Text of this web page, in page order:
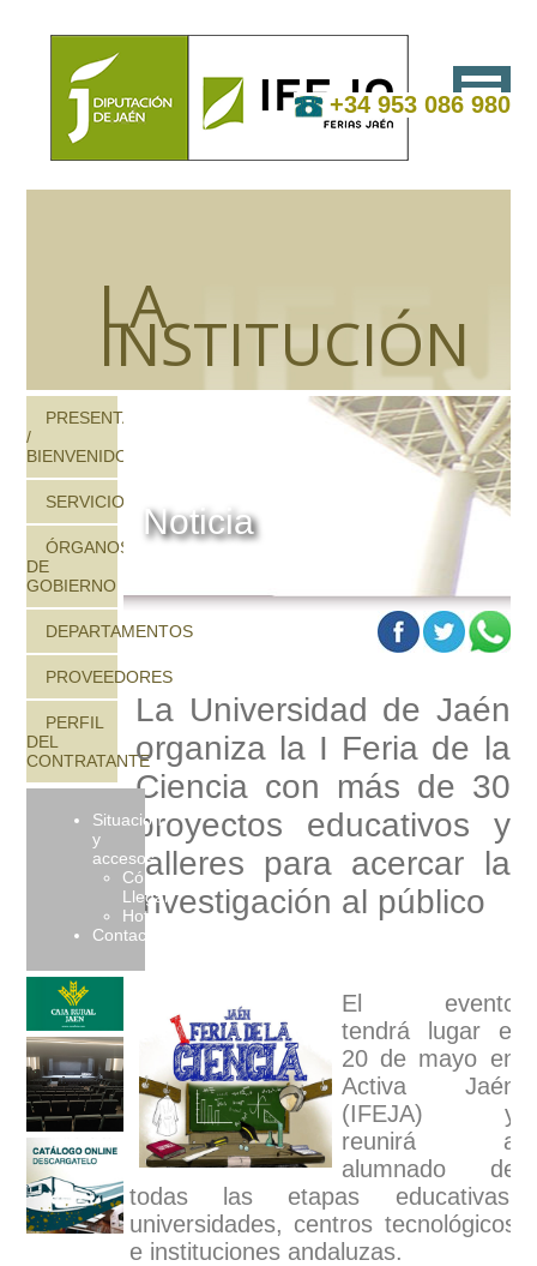
+34 953 086 980
LA
INSTITUCIÓN
PRESENTACIÓN
/
BIENVENIDOS
SERVICIOS
ÓRGANOS
DE
GOBIERNO
DEPARTAMENTOS
PROVEEDORES
PERFIL
DEL
CONTRATANTE
Noticia
La Universidad de Jaén
organiza la I Feria de la
Ciencia con más de 30
proyectos educativos y
talleres para acercar la
investigación al público
El evento
tendrá lugar el
20 de mayo en
Activa Jaén
(IFEJA) y
reunirá a
alumnado de
todas las etapas educativas,
universidades, centros tecnológicos
e instituciones andaluzas.
Situación
y
accesos
Cómo
Llegar
Hoteles
Contactar